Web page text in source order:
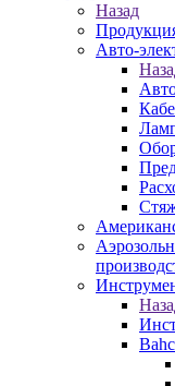
Назад
Авто-